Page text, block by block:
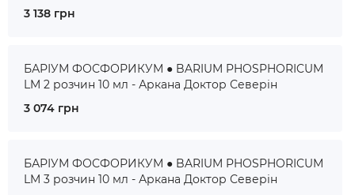
3 138 грн
БАРІУМ ФОСФОРИКУМ ● BARIUM PHOSPHORICUM
LM 2 розчин 10 мл - Аркана Доктор Северін
3 074 грн
БАРІУМ ФОСФОРИКУМ ● BARIUM PHOSPHORICUM
LM 3 розчин 10 мл - Аркана Доктор Северін